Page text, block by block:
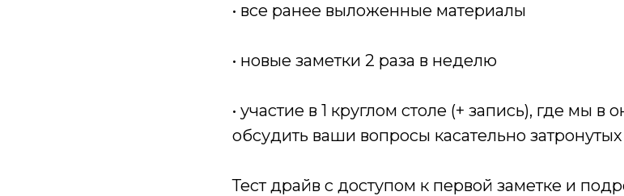
• все ранее выложенные материалы
• новые заметки 2 раза в неделю
• участие в 1 круглом столе (+ запись), где мы
обсудить ваши вопросы касательно
Тест драйв с доступом к первой заметке и